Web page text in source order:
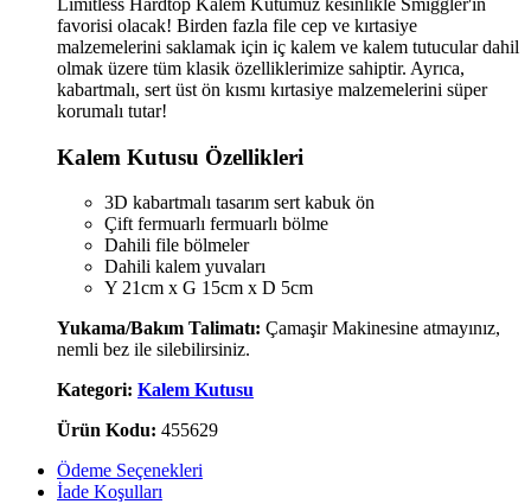
favorisi olacak! Birden fazla file cep ve kırtasiye
malzemelerini saklamak için iç kalem ve kalem tutucular dahil
olmak üzere tüm klasik özelliklerimize sahiptir. Ayrıca,
kabartmalı, sert üst ön kısmı kırtasiye malzemelerini süper
korumalı tutar!
Kalem Kutusu Özellikleri
3D kabartmalı tasarım sert kabuk ön
Çift fermuarlı fermuarlı bölme
Dahili file bölmeler
Dahili kalem yuvaları
Y 21cm x G 15cm x D 5cm
Yukama/Bakım Talimatı: Çamaşir Makinesine atmayınız,
nemli bez ile silebilirsiniz.
Kategori: Kalem Kutusu
Ürün Kodu: 455629
Ödeme Seçenekleri
İade Koşulları